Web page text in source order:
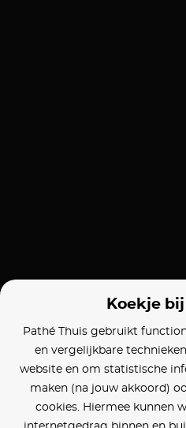
Koekje
Pathé Thuis gebruikt
en vergelijkbare
website en om statistische
maken (na jouw akkoord)
cookies. Hiermee kunnen